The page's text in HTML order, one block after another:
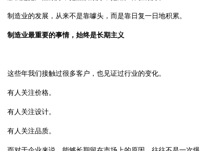
制造业的发展，从来不是靠噱头，而是靠日复一日地积累。
制造业最重要的事情，始终是长期主义
这些年我们接触过很多客户，也见证过行业的变化。
有人关注价格。
有人关注设计。
有人关注品质。